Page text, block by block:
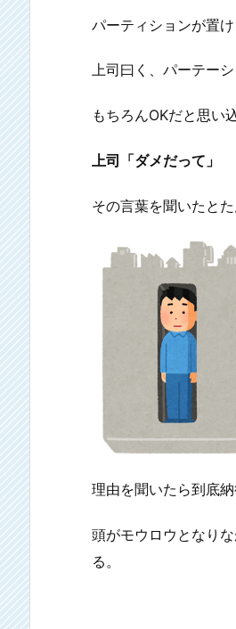
パーティションが置
上司曰く、パーテー
もちろんOKだと思い
上司「ダメだって」
その言葉を聞いたと
理由を聞いたら到底
頭がモウロウとなり
る。